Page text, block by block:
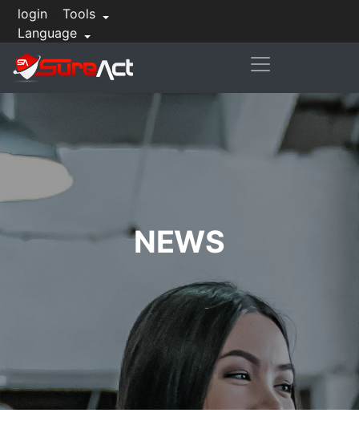
login
Tools
Language
NEWS